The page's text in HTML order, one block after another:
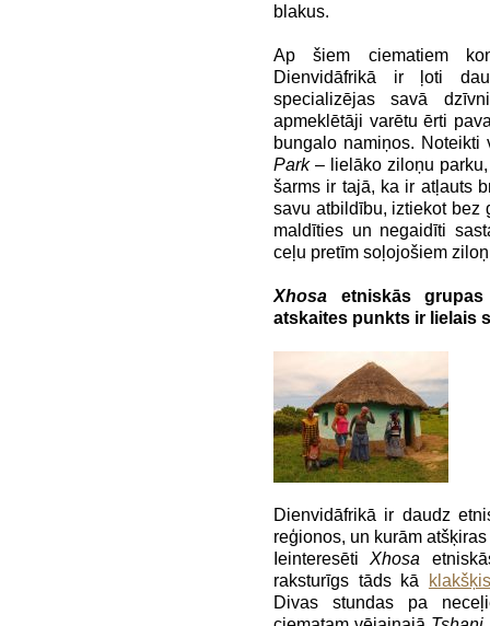
blakus.
Ap šiem ciematiem
Dienvidāfrikā ir ļoti
specializējas savā
apmeklētāji varētu ērti
bungalo namiņos.
Park– lielāko ziloņu
šarms ir tajā, ka ir atļauts
savu atbildību, iztiekot bez
maldīties un negaidīti
ceļu pretīm soļojošiem
Xhosa etniskās
atskaites punkts ir lielais
Dienvidāfrikā ir daudz
reģionos, un kurām
IeinteresētiXhosa
raksturīgs tāds kā
klakšķis
Divas stundas pa